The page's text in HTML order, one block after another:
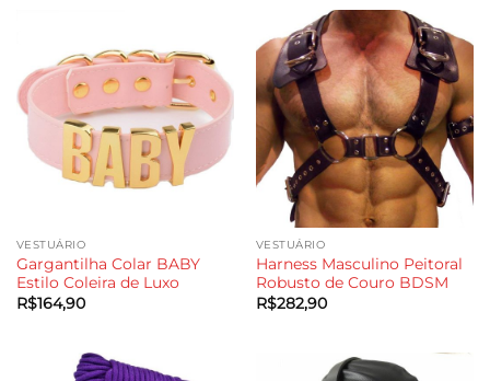
VESTUÁRIO
Gargantilha Colar BABY
Estilo Coleira de Luxo
R$164,90
VESTUÁRIO
Harness Masculino Peitoral
Robusto de Couro BDSM
R$282,90